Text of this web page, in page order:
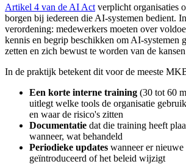
Artikel 4 van de AI Act verplicht organisaties
borgen bij iedereen die AI-systemen bedient.
verordening: medewerkers moeten over
kennis en begrip beschikken om AI-systemen
zetten en zich bewust te worden van de
In de praktijk betekent dit voor de meeste
Een korte interne training (30 tot 60
uitlegt welke tools de organisatie
en waar de risico's zitten
Documentatie dat die training heeft
wanneer, wat behandeld
Periodieke updates wanneer er
geïntroduceerd of het beleid wijzigt